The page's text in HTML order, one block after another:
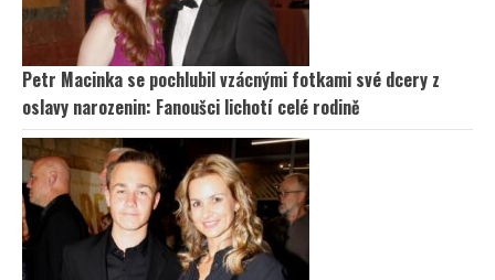
Petr Macinka se pochlubil vzácnými fotkami své dcery z
oslavy narozenin: Fanoušci lichotí celé rodině